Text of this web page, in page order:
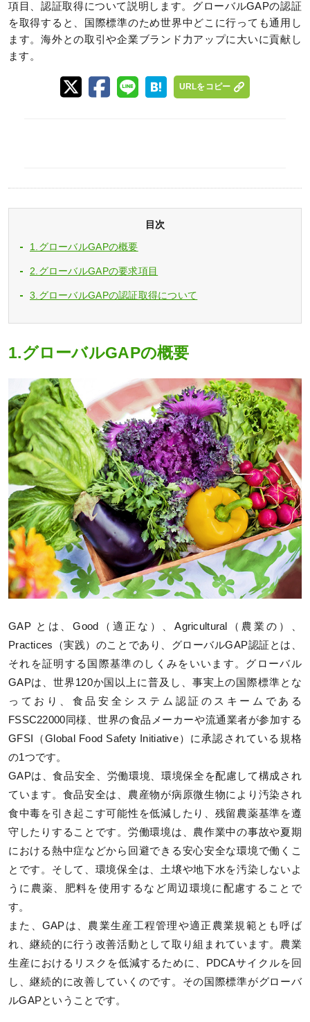
項目、認証取得について説明します。グローバルGAPの認証
を取得すると、国際標準のため世界中どこに行っても通用し
ます。海外との取引や企業ブランド力アップに大いに貢献し
ます。
URLをコピー
目次
1.グローバルGAPの概要
2.グローバルGAPの要求項目
3.グローバルGAPの認証取得について
1.グローバルGAPの概要
GAP とは、Good（適正な）、Agricultural（農業の）、
Practices（実践）のことであり、グローバルGAP認証とは、
それを証明する国際基準のしくみをいいます。グローバル
GAPは、世界120か国以上に普及し、事実上の国際標準とな
っており、食品安全システム認証のスキームである
FSSC22000同様、世界の食品メーカーや流通業者が参加する
GFSI（Global Food Safety Initiative）に承認されている規格
の1つです。
GAPは、食品安全、労働環境、環境保全を配慮して構成され
ています。食品安全は、農産物が病原微生物により汚染され
食中毒を引き起こす可能性を低減したり、残留農薬基準を遵
守したりすることです。労働環境は、農作業中の事故や夏期
における熱中症などから回避できる安心安全な環境で働くこ
とです。そして、環境保全は、土壌や地下水を汚染しないよ
うに農薬、肥料を使用するなど周辺環境に配慮することで
す。
また、GAPは、農業生産工程管理や適正農業規範とも呼ば
れ、継続的に行う改善活動として取り組まれています。農業
生産におけるリスクを低減するために、PDCAサイクルを回
し、継続的に改善していくのです。その国際標準がグローバ
ルGAPということです。